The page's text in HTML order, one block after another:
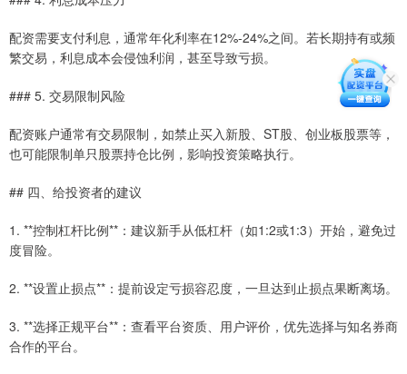
配资需要支付利息，通常年化利率在12%-24%之间。若长期持有或频
繁交易，利息成本会侵蚀利润，甚至导致亏损。
### 5. 交易限制风险
配资账户通常有交易限制，如禁止买入新股、ST股、创业板股票等，
也可能限制单只股票持仓比例，影响投资策略执行。
## 四、给投资者的建议
1. **控制杠杆比例**：建议新手从低杠杆（如1:2或1:3）开始，避免过
度冒险。
2. **设置止损点**：提前设定亏损容忍度，一旦达到止损点果断离场。
3. **选择正规平台**：查看平台资质、用户评价，优先选择与知名券商
合作的平台。